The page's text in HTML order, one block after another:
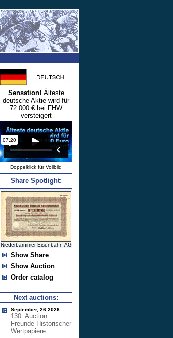
Sensation! Älteste
deutsche Aktie wird für
72.000 € bei FHW
versteigert
Doppelklick für Vollbild
Share Spotlight:
Niederbarnimer Eisenbahn-AG
Show Share
Show Auction
Order catalog
Next auctions:
September, 26 2026:
130. Auction
Freunde Historischer
Wertpapiere